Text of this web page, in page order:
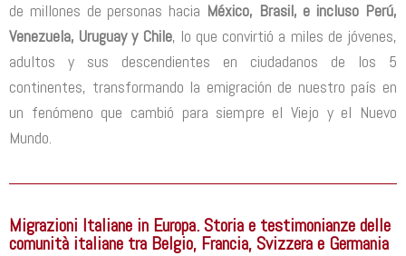
de millones de personas hacia México, Brasil, e incluso Perú,
Venezuela, Uruguay y Chile, lo que convirtió a miles de jóvenes,
adultos y sus descendientes en ciudadanos de los 5
continentes, transformando la emigración de nuestro país en
un fenómeno que cambió para siempre el Viejo y el Nuevo
Mundo.
Migrazioni Italiane in Europa. Storia e testimonianze delle
comunità italiane tra Belgio, Francia, Svizzera e Germania